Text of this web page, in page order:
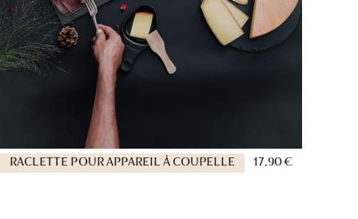
RACLETTE POUR APPAREIL À COUPELLE 17,90 €